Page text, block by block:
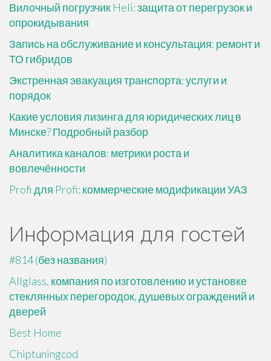
Вилочный погрузчик Heli: защита от перегрузок и
опрокидывания
Запись на обслуживание и консультация: ремонт и
ТО гибридов
Экстренная эвакуация транспорта: услуги и
порядок
Какие условия лизинга для юридических лиц в
Минске? Подробный разбор
Аналитика каналов: метрики роста и
вовлечённости
Profi для Profi: коммерческие модификации УАЗ
Информация для гостей
#814 (без названия)
Allglass, компания по изготовлению и установке
стеклянных перегородок, душевых ограждений и
дверей
Best Home
Chiptuningcod